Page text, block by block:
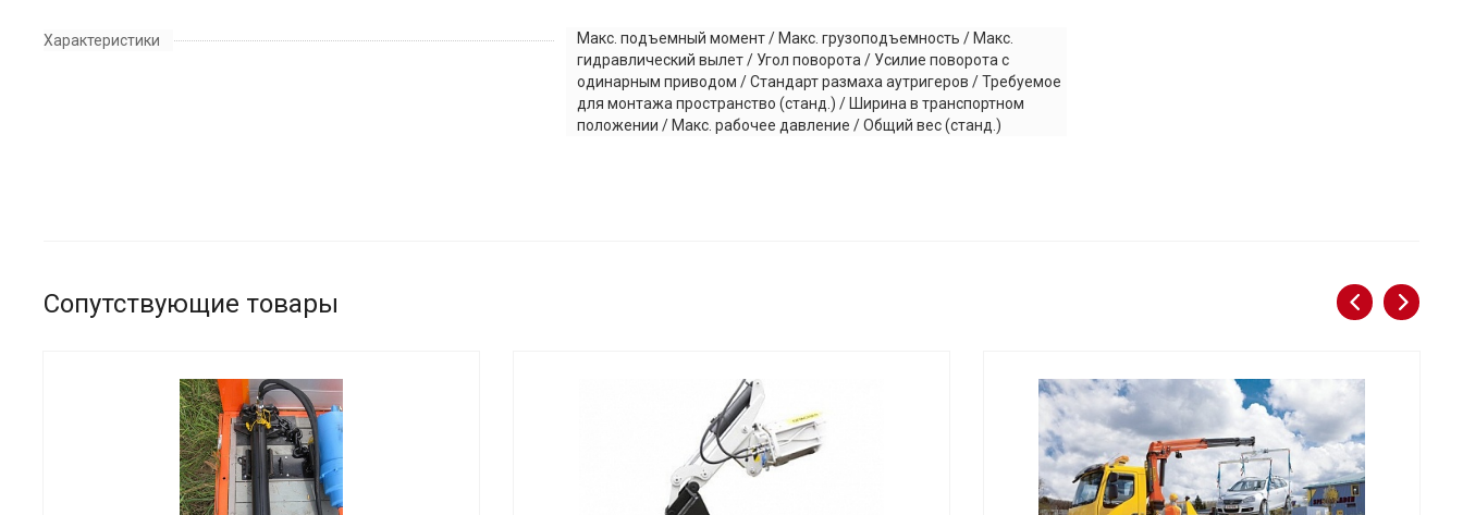
Характеристики
Макс. подъемный момент / Макс. грузоподъемность / Макс.
гидравлический вылет / Угол поворота / Усилие поворота с
одинарным приводом / Стандарт размаха аутригеров / Требуемое
для монтажа пространство (станд.) / Ширина в транспортном
положении / Макс. рабочее давление / Общий вес (станд.)
Сопутствующие товары